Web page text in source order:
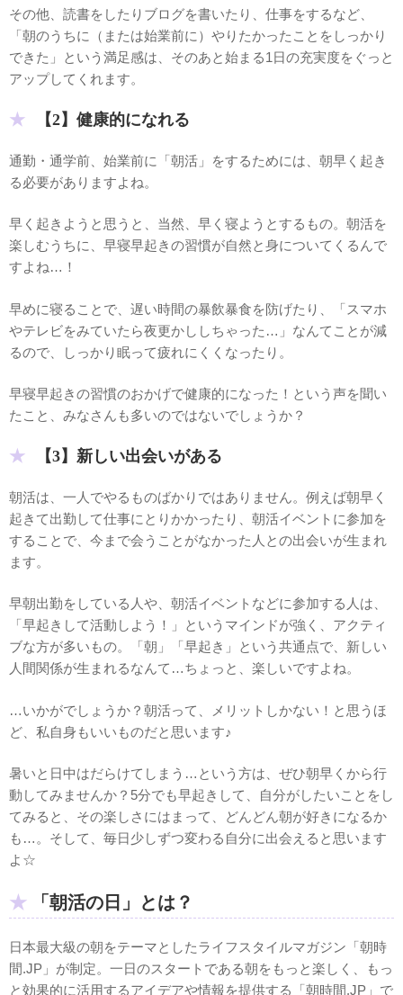
その他、読書をしたりブログを書いたり、仕事をするなど、
「朝のうちに（または始業前に）やりたかったことをしっかり
できた」という満足感は、そのあと始まる1日の充実度をぐっと
アップしてくれます。
【2】健康的になれる
通勤・通学前、始業前に「朝活」をするためには、朝早く起き
る必要がありますよね。
早く起きようと思うと、当然、早く寝ようとするもの。朝活を
楽しむうちに、早寝早起きの習慣が自然と身についてくるんで
すよね…！
早めに寝ることで、遅い時間の暴飲暴食を防げたり、「スマホ
やテレビをみていたら夜更かししちゃった…」なんてことが減
るので、しっかり眠って疲れにくくなったり。
早寝早起きの習慣のおかげで健康的になった！という声を聞い
たこと、みなさんも多いのではないでしょうか？
【3】新しい出会いがある
朝活は、一人でやるものばかりではありません。例えば朝早く
起きて出勤して仕事にとりかかったり、朝活イベントに参加を
することで、今まで会うことがなかった人との出会いが生まれ
ます。
早朝出勤をしている人や、朝活イベントなどに参加する人は、
「早起きして活動しよう！」というマインドが強く、アクティ
ブな方が多いもの。「朝」「早起き」という共通点で、新しい
人間関係が生まれるなんて…ちょっと、楽しいですよね。
…いかがでしょうか？朝活って、メリットしかない！と思うほ
ど、私自身もいいものだと思います♪
暑いと日中はだらけてしまう…という方は、ぜひ朝早くから行
動してみませんか？5分でも早起きして、自分がしたいことをし
てみると、その楽しさにはまって、どんどん朝が好きになるか
も…。そして、毎日少しずつ変わる自分に出会えると思います
よ☆
「朝活の日」とは？
日本最大級の朝をテーマとしたライフスタイルマガジン「朝時
間.JP」が制定。一日のスタートである朝をもっと楽しく、もっ
と効果的に活用するアイデアや情報を提供する「朝時間.JP」で